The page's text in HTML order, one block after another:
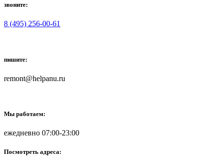
звоните:
8 (495) 256-00-61
пишите:
remont@helpanu.ru
Мы работаем:
ежедневно 07:00-23:00
Посмотреть адреса: